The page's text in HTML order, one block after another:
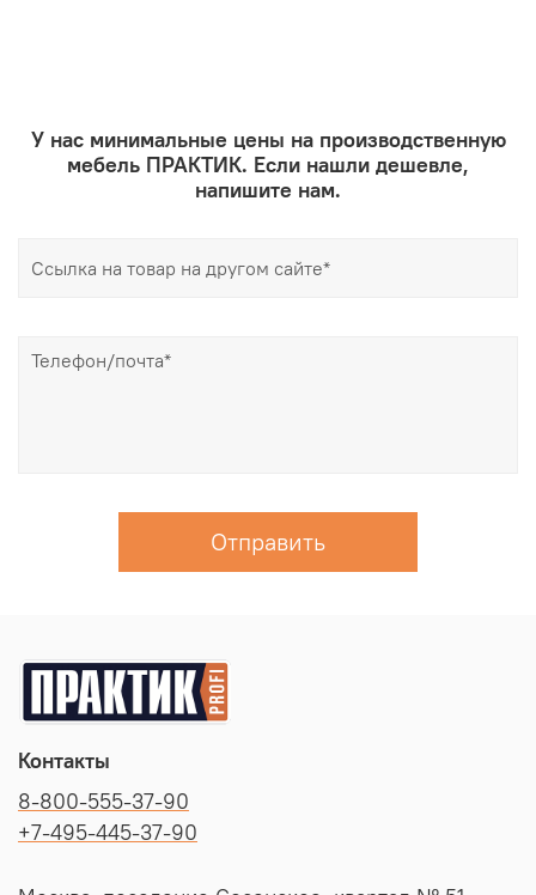
У нас минимальные цены на производственную
мебель ПРАКТИК. Если нашли дешевле,
напишите нам.
Отправить
Контакты
8-800-555-37-90
+7-495-445-37-90